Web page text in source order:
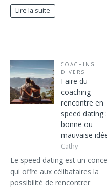
Lire la suite
COACHING
DIVERS
Faire du
coaching
rencontre en
speed dating :
bonne ou
mauvaise
Cathy
Le speed dating est un
qui offre aux célibataires la
possibilité de rencontrer